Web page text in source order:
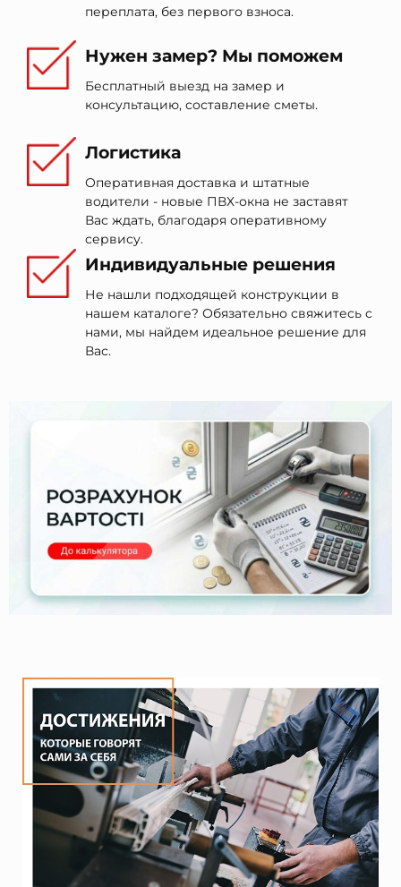
переплата, без первого взноса.
Нужен замер? Мы поможем
Бесплатный выезд на замер и
консультацию, составление сметы.
Логистика
Оперативная доставка и штатные
водители - новые ПВХ-окна не заставят
Вас ждать, благодаря оперативному
сервису.
Индивидуальные решения
Не нашли подходящей конструкции в
нашем каталоге? Обязательно свяжитесь с
нами, мы найдем идеальное решение для
Вас.